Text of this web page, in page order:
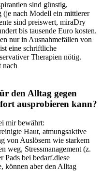
sind günstig,
⁤(je nach Modell ein mittlerer
sind preiswert, miraDry
bis tausende Euro kosten.
nur in Ausnahmefällen von
‍eine ⁣schriftliche
Therapien nötig.
nach
den Alltag gegen​
ausprobieren ‍kann?
mir bewährt:
Haut,‍ atmungsaktive
von Auslösern⁢ wie starkem
weg, Stressmanagement (z.⁢
Pads ⁣bei‌ bedarf.diese
können aber⁣ den⁤ Alltag